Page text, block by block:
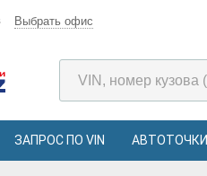
Выбрать офис
ЗАПРОС ПО VIN АВТОТОЧКИ